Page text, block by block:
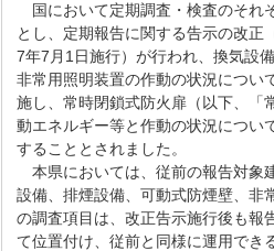
国において定期調査・検査のそれ
とし、定期報告に関する告示の改正
7年7月1日施行）が行われ、換気設
非常用照明装置の作動の状況につい
施し、常時閉鎖式防火扉（以下、「
動エネルギー等と作動の状況につい
することとされました。
本県においては、従前の報告対象
設備、排煙設備、可動式防煙壁、非
の調査項目は、改正告示施行後も報
て位置付け、従前と同様に運用でき